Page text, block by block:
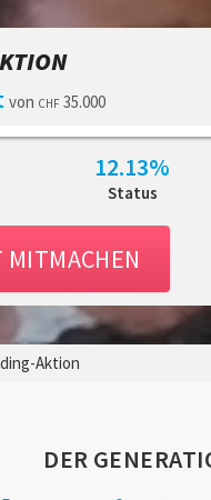
von CHF 35.000
12.13%
Status
Aktion
DER